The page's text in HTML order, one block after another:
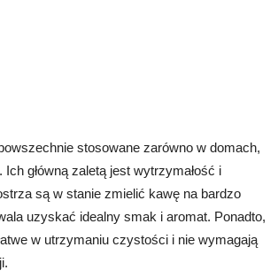
stosowane zarówno w domach,
główną zaletą jest wytrzymałość i
są w stanie zmielić kawę na bardzo
uzyskać idealny smak i aromat. Ponadto,
w utrzymaniu czystości i nie wymagają